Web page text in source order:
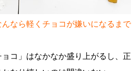
なら軽くチョコが嫌いになるまで
コ」はなかなか盛り上がるし、正